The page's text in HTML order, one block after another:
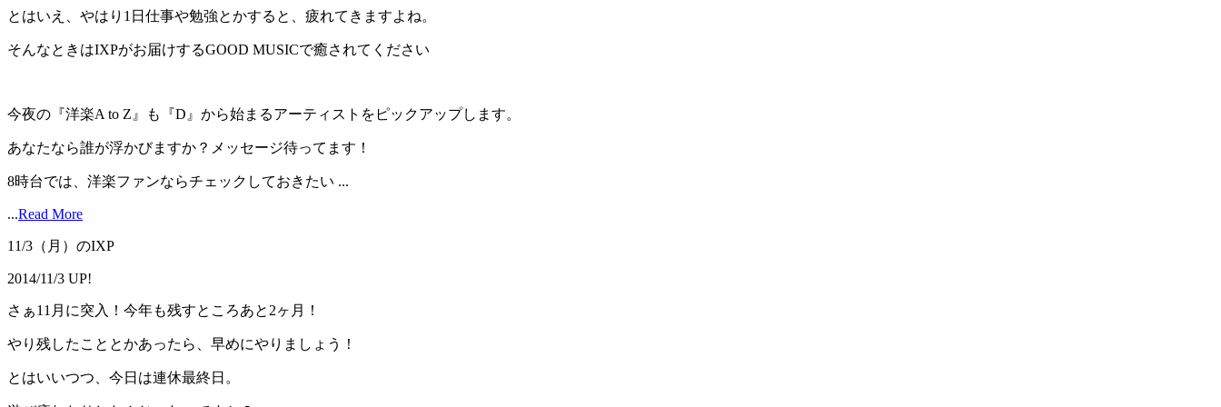
とはいえ、やはり1日仕事や勉強とかすると、疲れてきますよね。
そんなときはIXPがお届けするGOOD MUSICで癒されてください
今夜の『洋楽A to Z』も『D』から始まるアーティストをピックアップします。
あなたなら誰が浮かびますか？メッセージ待ってます！
8時台では、洋楽ファンならチェックしておきたい ...
...Read More
11/3（月）のIXP
2014/11/3 UP!
さぁ11月に突入！今年も残すところあと2ヶ月！
やり残したこととかあったら、早めにやりましょう！
とはいいつつ、今日は連休最終日。